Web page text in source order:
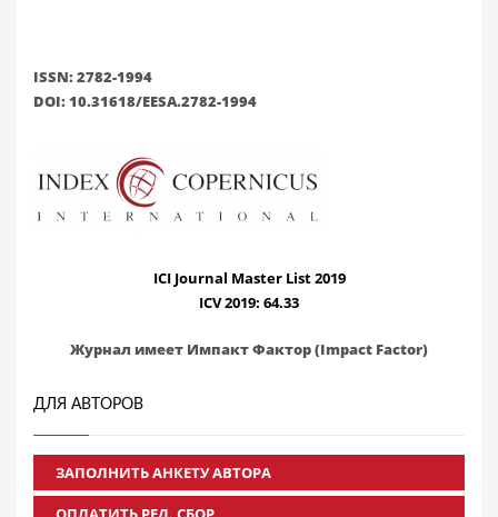
ISSN: 2782-1994
DOI: 10.31618/EESA.2782-1994
ICI Journal Master List 2019
ICV 2019: 64.33
Журнал имеет Импакт Фактор (Impact Factor)
ДЛЯ АВТОРОВ
ЗАПОЛНИТЬ АНКЕТУ АВТОРА